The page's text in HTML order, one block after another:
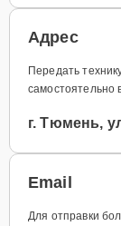
Адрес
Передать
самостоятельно
г. Тюмень,
Email
Для отправки